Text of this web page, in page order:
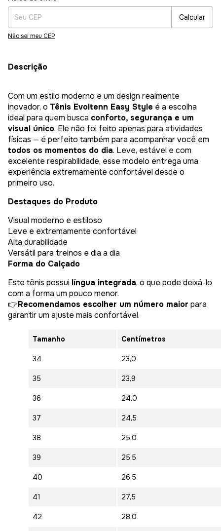
Calcular
Não sei meu CEP
Descrição
Com um estilo moderno e um design realmente
inovador, o Tênis Evoltenn Easy Style é a escolha
ideal para quem busca conforto, segurança e um
visual único. Ele não foi feito apenas para atividades
físicas — é perfeito também para acompanhar você em
todos os momentos do dia. Leve, estável e com
excelente respirabilidade, esse modelo entrega uma
experiência extremamente confortável desde o
primeiro uso.
Destaques do Produto
Visual moderno e estiloso
Leve e extremamente confortável
Alta durabilidade
Versátil para treinos e dia a dia
Forma do Calçado
Este tênis possui língua integrada, o que pode deixá-lo
com a forma um pouco menor.
👉Recomendamos escolher um número maior para
garantir um ajuste mais confortável.
Tamanho Centímetros
34 23,0
35 23,9
36 24,0
37 24,5
38 25,0
39 25,5
40 26,5
41 27,5
42 28,0